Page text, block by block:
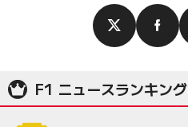
F1 ニュースランキング